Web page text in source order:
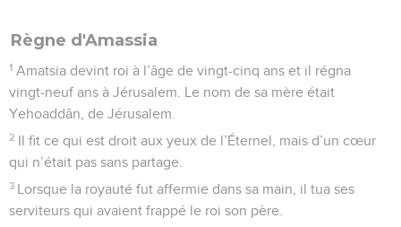
Règne d'Amassia
1 Amatsia devint roi à l’âge de vingt-cinq ans et il régna
vingt-neuf ans à Jérusalem. Le nom de sa mère était
Yehoaddân, de Jérusalem.
2 Il fit ce qui est droit aux yeux de l’Éternel, mais d’un cœur
qui n’était pas sans partage.
3 Lorsque la royauté fut affermie dans sa main, il tua ses
serviteurs qui avaient frappé le roi son père.